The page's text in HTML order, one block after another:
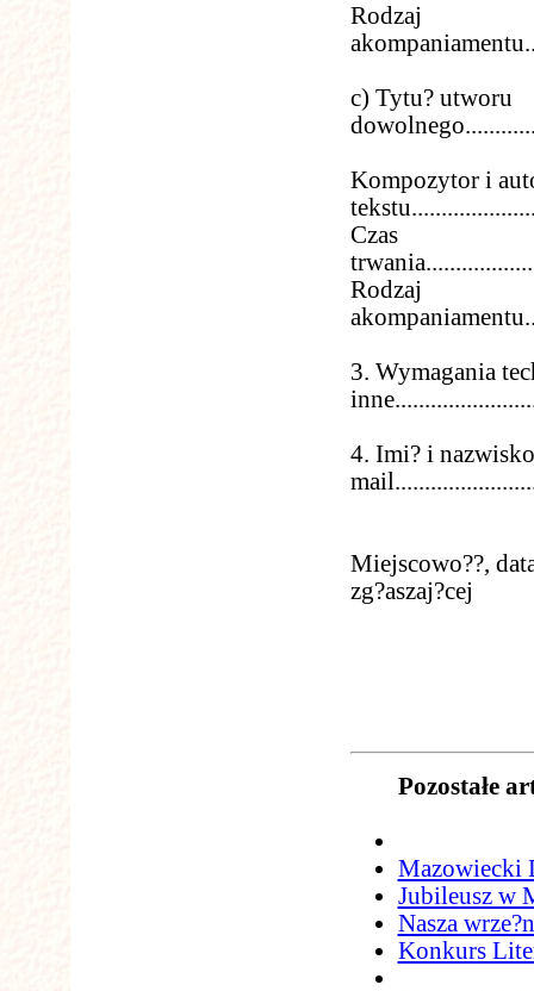
Rodzaj
c) Tytu? utworu
Kompozytor i
Czas
Rodzaj
3. Wymagania
4. Imi? i
Miejscowo??,
zg?aszaj?cej
Pozostałe
Mazowiecki
Jubileusz w
Nasza
Konkurs